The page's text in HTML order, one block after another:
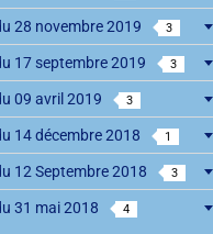
28 novembre 2019 3
17 septembre 2019 3
09 avril 2019 3
14 décembre 2018 1
12 Septembre 2018 3
31 mai 2018 4